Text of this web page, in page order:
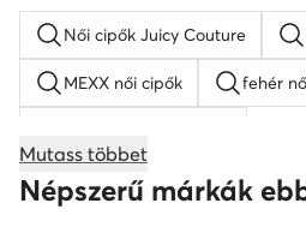
Női cipők Juicy Couture
MEXX női cipők fehér
női magasszárú tornacipők
Mutass többet
Népszerű márkák